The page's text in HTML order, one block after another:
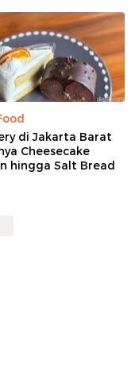
di Jakarta Barat
Cheesecake
hingga Salt Bread